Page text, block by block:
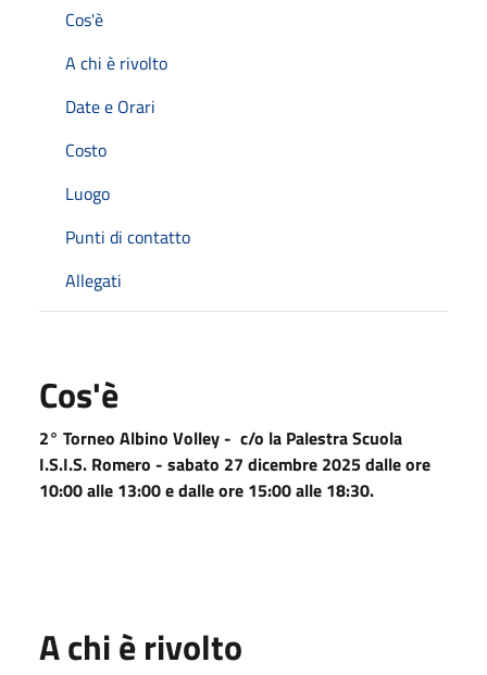
Cos'è
A chi è rivolto
Date e Orari
Costo
Luogo
Punti di contatto
Allegati
Cos'è
2° Torneo Albino Volley - c/o la Palestra Scuola
I.S.I.S. Romero - sabato 27 dicembre 2025 dalle ore
10:00 alle 13:00 e dalle ore 15:00 alle 18:30.
A chi è rivolto